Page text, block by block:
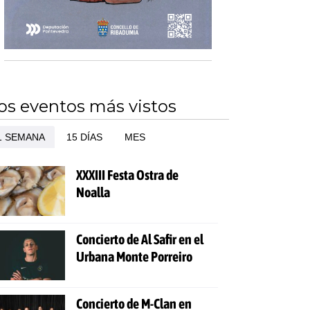
eventos más vistos
SEMANA 15 DÍAS MES
XXXIII Festa Ostra de
Noalla
Concierto de Al Safir en el
Urbana Monte Porreiro
Concierto de M-Clan en